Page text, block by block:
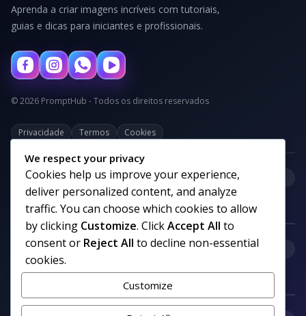
Aprenda a criar imagens incríveis com tutoriais,
guias e dicas para iniciantes e profissionais.
© 2026 PromptHub - Todos os direitos reservados
Privacidade Termos Cookies
Categorias
Links uteis
We respect your privacy
Cookies help us improve your experience,
deliver personalized content, and analyze
traffic. You can choose which cookies to allow
by clicking Customize. ClickAccept All to
consent or Reject All to decline non-essential
cookies.
Customize